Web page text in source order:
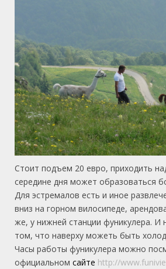
Стоит подъем 20 евро, приходить
середине дня может образоваться
Для эстремалов есть и иное
вниз на горном вилосипеде,
же, у нижней станции фуникулера. И
том, что наверху можеть быть
Часы работы фуникулера можно
официальном сайте http://